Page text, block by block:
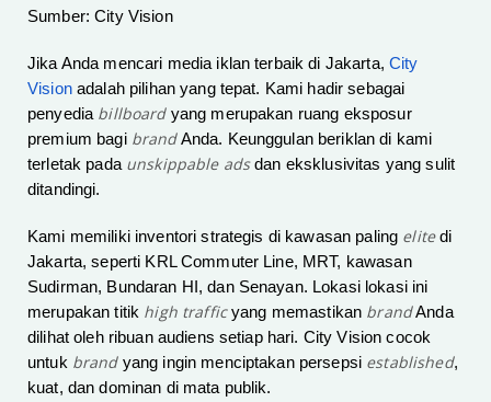
Sumber: City Vision
Jika Anda mencari media iklan terbaik di Jakarta,City
Visionadalah pilihan yang tepat. Kami hadir sebagai
penyedia billboardyang merupakan ruang eksposur
premium bagi brandAnda. Keunggulan beriklan di kami
terletak pada unskippable adsdan eksklusivitas yang sulit
ditandingi.
Kami memiliki inventori strategis di kawasan paling elitedi
Jakarta, seperti KRL Commuter Line, MRT, kawasan
Sudirman, Bundaran HI, dan Senayan. Lokasi lokasi ini
merupakan titik high trafficyang memastikan brandAnda
dilihat oleh ribuan audiens setiap hari. City Vision cocok
untuk brandyang ingin menciptakan persepsi established,
kuat, dan dominan di mata publik.